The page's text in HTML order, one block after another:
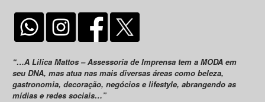
“…A Lilica Mattos – Assessoria de Imprensa tem a MODA em
seu DNA, mas atua nas mais diversas áreas como beleza,
gastronomia, decoração, negócios e lifestyle, abrangendo as
mídias e redes sociais…”